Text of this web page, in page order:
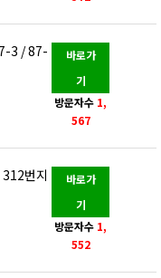
3 / 87-
바로가
기
방문자수 1,
567
경기도 이천시 마장면 이평리 312번지
바로가
기
방문자수 1,
552